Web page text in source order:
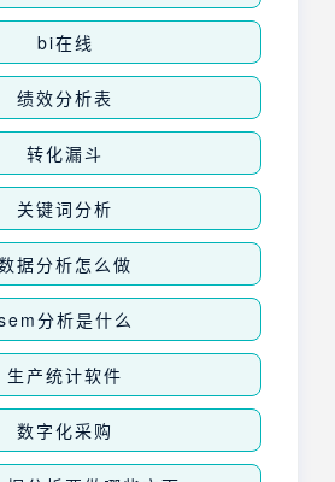
bi在线
绩效分析表
转化漏斗
关键词分析
据分析怎么做
分析是什么
生产统计软件
数字化采购